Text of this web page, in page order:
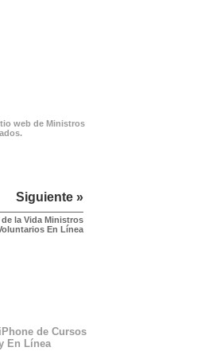
web de Ministros
Siguiente »
la Vida Ministros
En Línea
de Cursos
En Línea